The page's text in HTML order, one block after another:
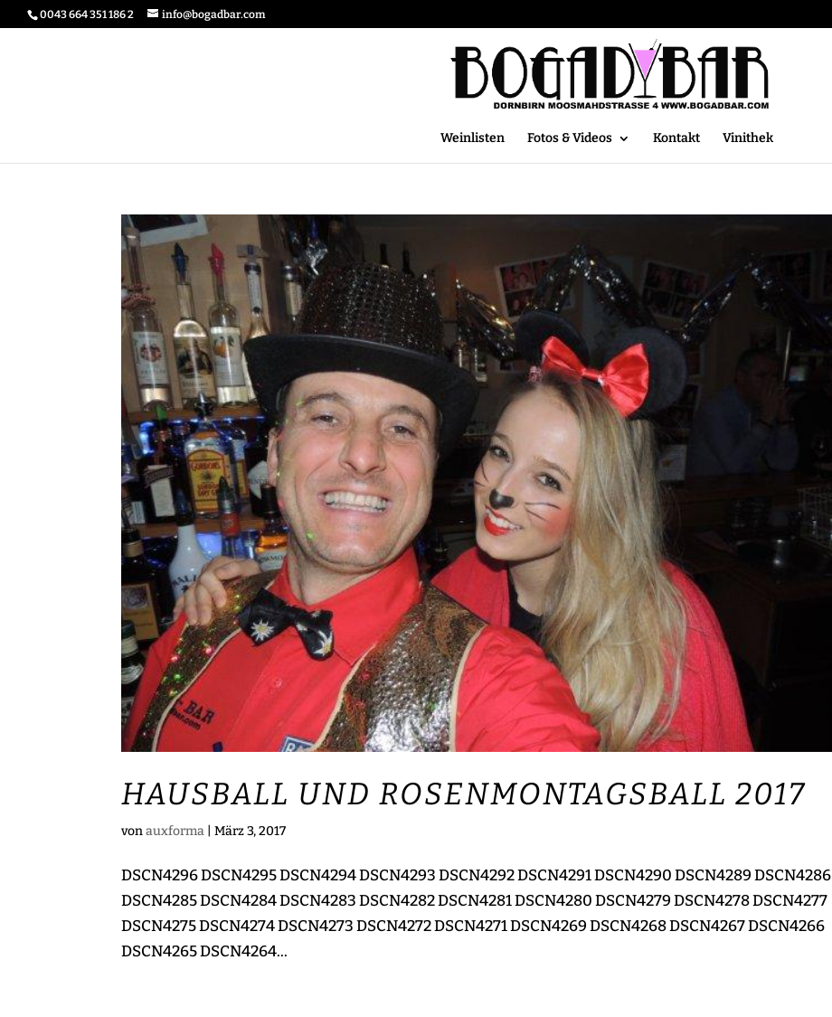
0043 664 351 186 2 info@bogadbar.com
Weinlisten Fotos & Videos Kontakt Vinithek
HAUSBALL UND ROSENMONTAGSBALL 2017
vonauxforma |März 3, 2017
DSCN4296 DSCN4295 DSCN4294 DSCN4293 DSCN4292 DSCN4291 DSCN4290 DSCN4289 DSCN4286
DSCN4285 DSCN4284 DSCN4283 DSCN4282 DSCN4281 DSCN4280 DSCN4279 DSCN4278 DSCN4277
DSCN4275 DSCN4274 DSCN4273 DSCN4272 DSCN4271 DSCN4269 DSCN4268 DSCN4267 DSCN4266
DSCN4265 DSCN4264...